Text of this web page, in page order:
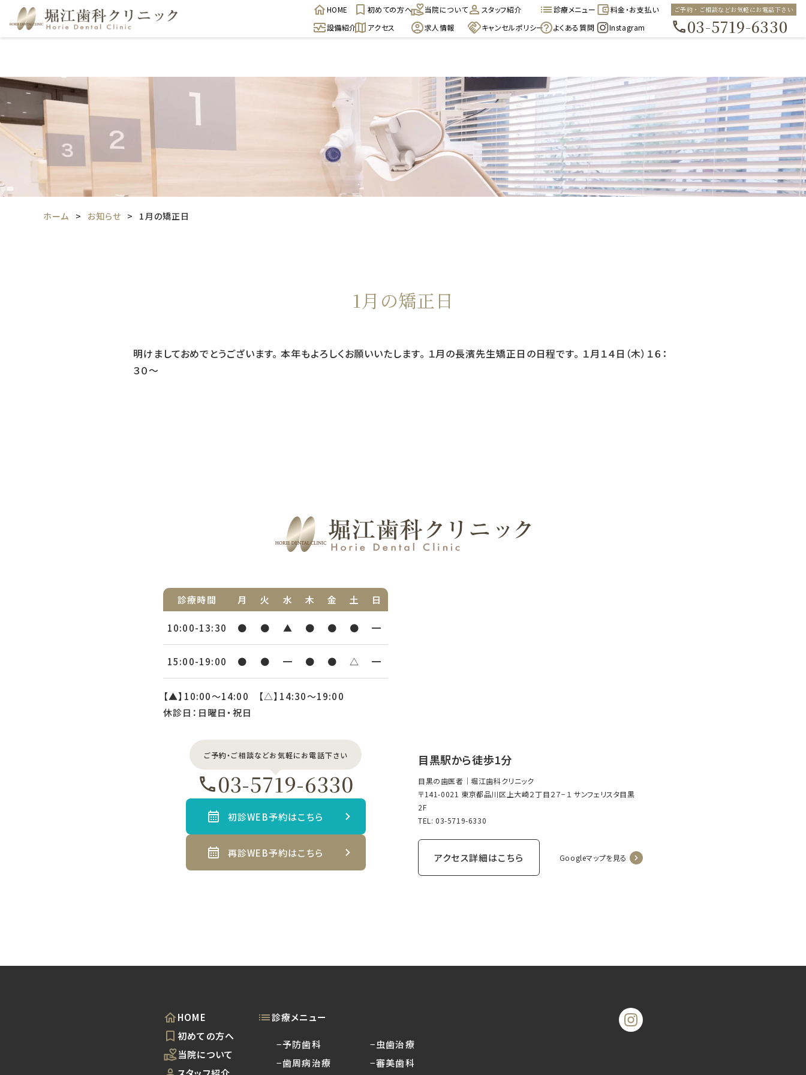
HOME 初めての方へ 当院について スタッフ紹介 診療メニュー
料金・お支払い
設備紹介
アクセス 求人情報 キャンセルポリシー よくある質問 Instagram
ご予約・ご相談などお気軽にお電話下さい
03-5719-6330
ホーム お知らせ 1月の矯正日
1月の矯正日
明けましておめでとうございます。 本年もよろしくお願いいたします。 １月の長濱先生矯正日の日程です。 １月１４日（木）１６：
３０〜
診療時間 月 火 水 木 金 土 日
10:00-13:30 ● ● ▲ ● ● ● ━
15:00-19:00 ● ● ━ ● ● △ ━
【▲】10:00〜14:00 【△】14:30〜19:00
休診日：日曜日・祝日
ご予約・ご相談などお気軽にお電話下さい
03-5719-6330
初診WEB予約はこちら
再診WEB予約はこちら
目黒駅から徒歩1分
目黒の歯医者｜堀江歯科クリニック
〒141-0021 東京都品川区上大崎２丁目２７−１ サンフェリスタ目黒
2F
TEL: 03-5719-6330
アクセス詳細はこちら Googleマップを見る
HOME
初めての方へ
当院について
診療メニュー
−予防歯科
−歯周病治療
−虫歯治療
−審美歯科